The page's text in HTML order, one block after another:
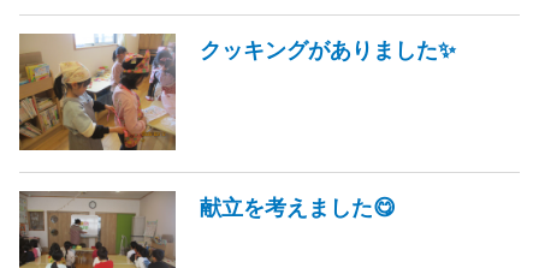
クッキングがありました✨
献立を考えました😋